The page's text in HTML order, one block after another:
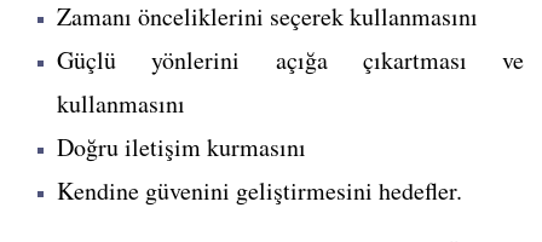
Zamanı önceliklerini seçerek kullanmasını
Güçlü yönlerini açığa çıkartması ve
kullanmasını
Doğru iletişim kurmasını
Kendine güvenini geliştirmesini hedefler.